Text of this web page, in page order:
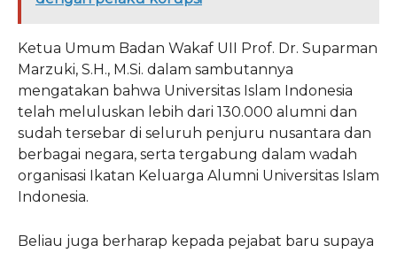
Ketua Umum Badan Wakaf UII Prof. Dr. Suparman
Marzuki, S.H., M.Si. dalam sambutannya
mengatakan bahwa Universitas Islam Indonesia
telah meluluskan lebih dari 130.000 alumni dan
sudah tersebar di seluruh penjuru nusantara dan
berbagai negara, serta tergabung dalam wadah
organisasi Ikatan Keluarga Alumni Universitas Islam
Indonesia.
Beliau juga berharap kepada pejabat baru supaya